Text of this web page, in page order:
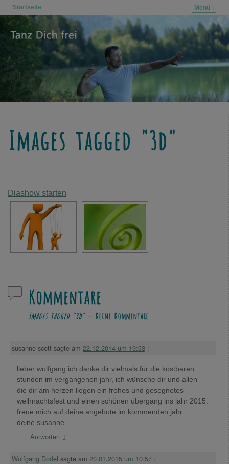
Startseite
Menü ↓
Zum Inhalt wechseln
Zum sekundären Inhalt wechseln
Images tagged "3d"
Diashow starten
Kommentare
Images tagged "3d"— Keine Kommentare
susanne scott sagte am 22.12.2014 um 19:33 :
lieber wolfgang ich danke dir vielmals für die kostbaren
stunden im vergangenen jahr, ich wünsche dir und allen
die dir am herzen liegen ein frohes und gesegnetes
weihnachtsfest und einen schönen übergang ins jahr 2015.
freue mich auf deine angebote im kommenden jahr
deine susanne
Antworten ↓
Wolfgang Dodel sagte am 20.01.2015 um 10:57 :